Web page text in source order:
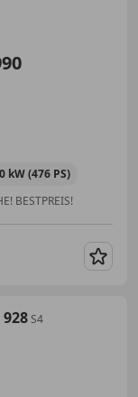
kW (476 PS)
BESTPREIS!
S4